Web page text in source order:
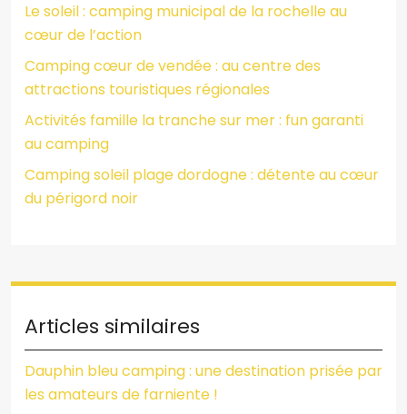
Le soleil : camping municipal de la rochelle au
cœur de l’action
Camping cœur de vendée : au centre des
attractions touristiques régionales
Activités famille la tranche sur mer : fun garanti
au camping
Camping soleil plage dordogne : détente au cœur
du périgord noir
Articles similaires
Dauphin bleu camping : une destination prisée par
les amateurs de farniente !